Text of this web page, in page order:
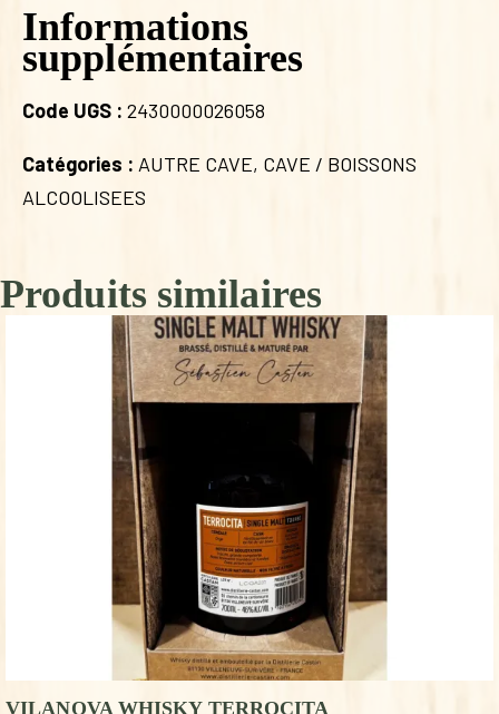
Informations
supplémentaires
Code UGS : 2430000026058
Catégories : AUTRE CAVE, CAVE / BOISSONS
ALCOOLISEES
Produits similaires
VILANOVA WHISKY TERROCITA